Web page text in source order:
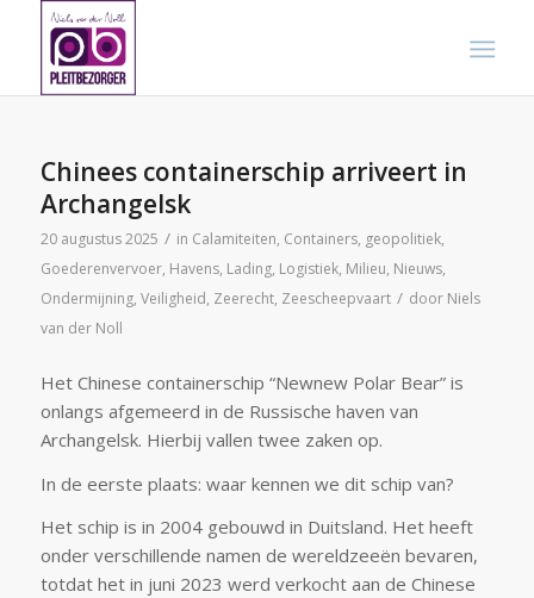
Chinees containerschip arriveert in
Archangelsk
20 augustus 2025 / in Calamiteiten, Containers, geopolitiek,
Goederenvervoer, Havens, Lading, Logistiek, Milieu, Nieuws,
Ondermijning, Veiligheid, Zeerecht, Zeescheepvaart / door Niels
van der Noll
Het Chinese containerschip “Newnew Polar Bear” is
onlangs afgemeerd in de Russische haven van
Archangelsk. Hierbij vallen twee zaken op.
In de eerste plaats: waar kennen we dit schip van?
Het schip is in 2004 gebouwd in Duitsland. Het heeft
onder verschillende namen de wereldzeeën bevaren,
totdat het in juni 2023 werd verkocht aan de Chinese